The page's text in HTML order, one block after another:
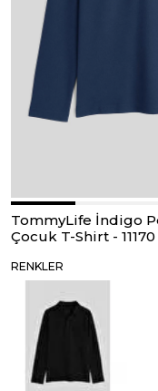
TommyLife İndigo
Çocuk T-Shirt - 11170
RENKLER